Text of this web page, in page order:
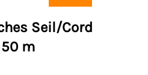
Seil/Cord
m